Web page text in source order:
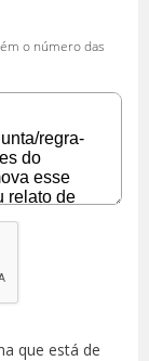
o número das
que está de